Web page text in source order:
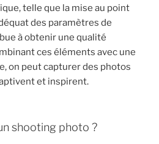
telle que la mise au point
des paramètres de
à obtenir une qualité
ces éléments avec une
on peut capturer des photos
et inspirent.
shooting photo ?